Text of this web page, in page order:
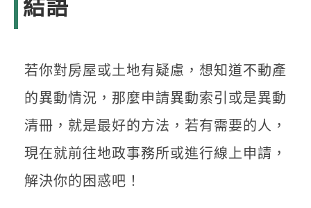
結語
若你對房屋或土地有疑慮，想知道不動產
的異動情況，那麼申請異動索引或是異動
清冊，就是最好的方法，若有需要的人，
現在就前往地政事務所或進行線上申請，
解決你的困惑吧！